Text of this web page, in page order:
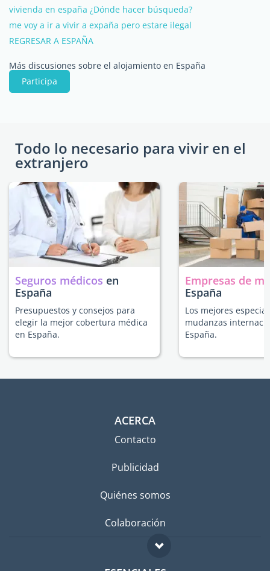
vivienda en españa ¿Dónde hacer búsqueda?
me voy a ir a vivir a expaña pero estare ilegal
REGRESAR A ESPAÑA
Más discusiones sobre el alojamiento en España
Participa
Todo lo necesario para vivir en el
extranjero
Seguros médicos en
España
Presupuestos y consejos para
elegir la mejor cobertura médica
en España.
Empresas de
España
Los mejores
mudanzas
España.
ACERCA
Contacto
Publicidad
Quiénes somos
Colaboración